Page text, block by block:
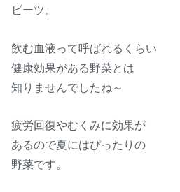
ビーツ。
飲む血液って呼ばれるくらい
健康効果がある野菜とは
知りませんでしたね～
疲労回復やむくみに効果が
あるので夏にはぴったりの
野菜です。